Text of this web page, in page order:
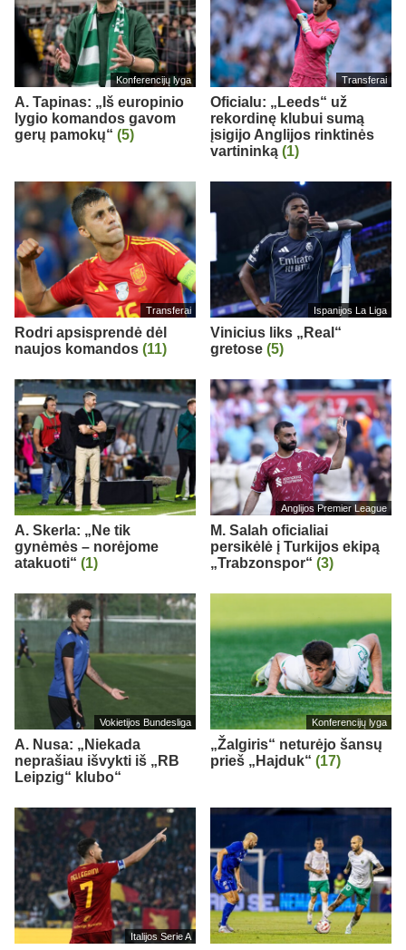
Konferencijų lyga
A. Tapinas: „Iš europinio
lygio komandos gavom
gerų pamokų“ (5)
Transferai
Oficialu: „Leeds“ už
rekordinę klubui sumą
įsigijo Anglijos rinktinės
vartininką (1)
Transferai
Rodri apsisprendė dėl
naujos komandos (11)
Ispanijos La Liga
Vinicius liks „Real“
gretose (5)
A. Skerla: „Ne tik
gynėmės – norėjome
atakuoti“ (1)
Anglijos Premier League
M. Salah oficialiai
persikėlė į Turkijos ekipą
„Trabzonspor“ (3)
Vokietijos Bundesliga
A. Nusa: „Niekada
neprašiau išvykti iš „RB
Leipzig“ klubo“
Konferencijų lyga
„Žalgiris“ neturėjo šansų
prieš „Hajduk“ (17)
Italijos Serie A